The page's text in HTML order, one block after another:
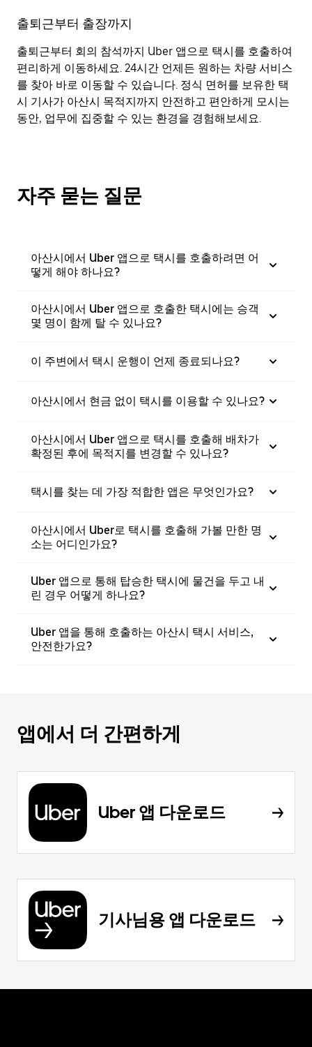
출퇴근부터 출장까지
출퇴근부터 회의 참석까지 Uber 앱으로 택시를 호출하여
편리하게 이동하세요. 24시간 언제든 원하는 차량 서비스
를 찾아 바로 이동할 수 있습니다. 정식 면허를 보유한 택
시 기사가 아산시 목적지까지 안전하고 편안하게 모시는
동안, 업무에 집중할 수 있는 환경을 경험해보세요.
자주 묻는 질문
아산시에서 Uber 앱으로 택시를 호출하려면 어
떻게 해야 하나요?
아산시에서 Uber 앱으로 호출한 택시에는 승객
몇 명이 함께 탈 수 있나요?
이 주변에서 택시 운행이 언제 종료되나요?
아산시에서 현금 없이 택시를 이용할 수 있나요?
아산시에서 Uber 앱으로 택시를 호출해 배차가
확정된 후에 목적지를 변경할 수 있나요?
택시를 찾는 데 가장 적합한 앱은 무엇인가요?
아산시에서 Uber로 택시를 호출해 가볼 만한 명
소는 어디인가요?
Uber 앱으로 통해 탑승한 택시에 물건을 두고 내
린 경우 어떻게 하나요?
Uber 앱을 통해 호출하는 아산시 택시 서비스,
안전한가요?
앱에서 더 간편하게
Uber 앱 다운로드
기사님용 앱 다운로드